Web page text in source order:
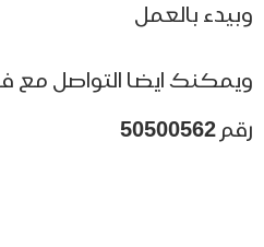
بالعمل
ايضا التواصل مع
50500562